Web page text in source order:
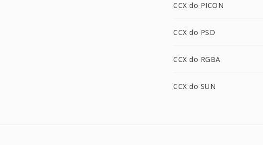
CCX do PICON
CCX do PSD
CCX do RGBA
CCX do SUN